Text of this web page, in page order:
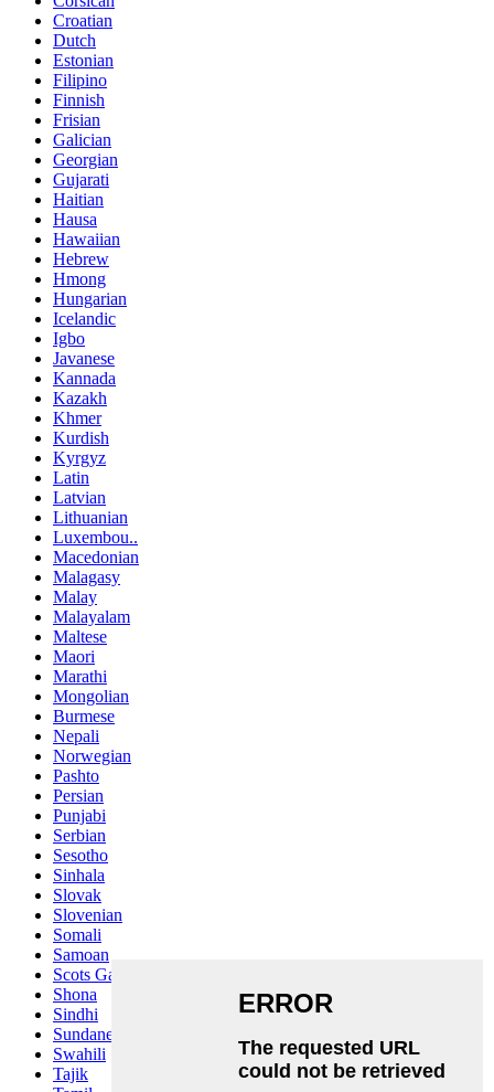
Croatian
Dutch
Estonian
Filipino
Finnish
Frisian
Galician
Georgian
Gujarati
Haitian
Hausa
Hawaiian
Hebrew
Hmong
Hungarian
Icelandic
Igbo
Javanese
Kannada
Kazakh
Khmer
Kurdish
Kyrgyz
Latin
Latvian
Lithuanian
Luxembou..
Macedonian
Malagasy
Malay
Malayalam
Maltese
Maori
Marathi
Mongolian
Burmese
Nepali
Norwegian
Pashto
Persian
Punjabi
Serbian
Sesotho
Sinhala
Slovak
Slovenian
Somali
Samoan
Scots Gaelic
Shona
Sindhi
Sundanese
Swahili
Tajik